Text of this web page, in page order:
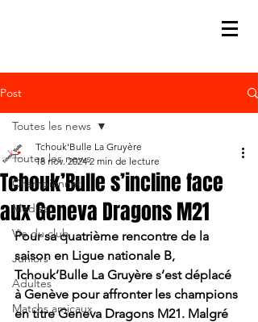
Post
Toutes les news
Championnat
Médias
Vie du club
Juniors
Adultes
Matchs amicaux
Toutes les news
Tchouk’Bulle s’incline face
aux Geneva Dragons M21
Tchouk'Bulle La Gruyère
18 nov. 2024 2 min de lecture
Pour sa quatrième rencontre de la
saison en Ligue nationale B,
Tchouk’Bulle La Gruyère s’est déplacé
à Genève pour affronter les champions
en titre Geneva Dragons M21. Malgré